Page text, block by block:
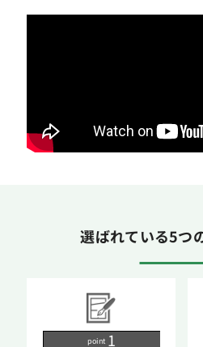
選ばれている5つ
point